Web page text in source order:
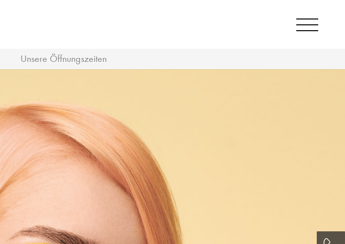
Unsere Öffnungszeiten